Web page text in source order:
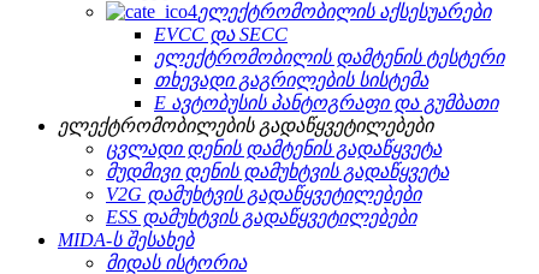
ელექტრომობილის აქსესუარები
EVCC და SECC
ელექტრომობილის დამტენის ტესტერი
თხევადი გაგრილების სისტემა
E ავტობუსის პანტოგრაფი და გუმბათი
ელექტრომობილების გადაწყვეტილებები
ცვლადი დენის დამტენის გადაწყვეტა
მუდმივი დენის დამუხტვის გადაწყვეტა
V2G დამუხტვის გადაწყვეტილებები
ESS დამუხტვის გადაწყვეტილებები
MIDA-ს შესახებ
მიდას ისტორია